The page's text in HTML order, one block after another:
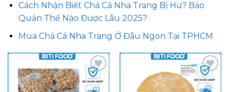
Cách Nhận Biết Chả Cá Nha Trang Bị Hư? Bảo
Quản Thế Nào Được Lâu 2025?
Mua Chả Cá Nha Trang Ở Đâu Ngon Tại TPHCM